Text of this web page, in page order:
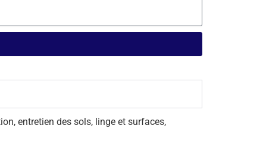
entretien des sols, linge et surfaces,